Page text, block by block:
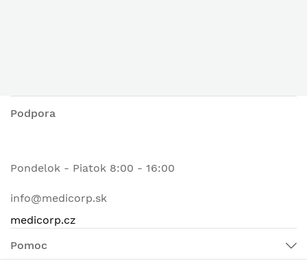
Podpora
Pondelok - Piatok 8:00 - 16:00
info@medicorp.sk
medicorp.cz
Pomoc